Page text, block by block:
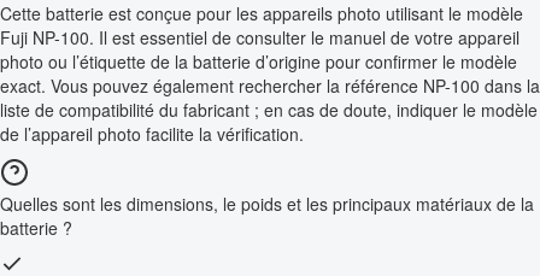
Cette batterie est conçue pour les appareils photo utilisant le modèle
Fuji NP-100. Il est essentiel de consulter le manuel de votre appareil
photo ou l’étiquette de la batterie d’origine pour confirmer le modèle
exact. Vous pouvez également rechercher la référence NP-100 dans la
liste de compatibilité du fabricant ; en cas de doute, indiquer le modèle
de l’appareil photo facilite la vérification.
Quelles sont les dimensions, le poids et les principaux matériaux de la
batterie ?